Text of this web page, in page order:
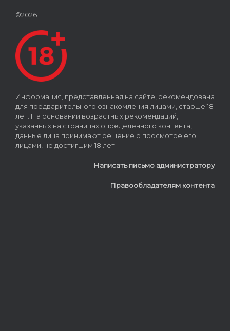
©2026
Информация, представленная на сайте, рекомендована
для предварительного ознакомления лицами, старше 18
лет. На основании возрастных рекомендаций,
указанных на страницах определённого контента,
данные лица принимают решение о просмотре его
лицами, не достигшим 18 лет.
Написать письмо администратору
Правообладателям контента